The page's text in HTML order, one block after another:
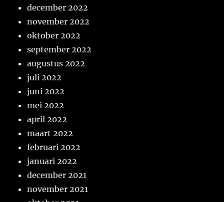
december 2022
november 2022
oktober 2022
september 2022
augustus 2022
juli 2022
juni 2022
mei 2022
april 2022
maart 2022
februari 2022
januari 2022
december 2021
november 2021